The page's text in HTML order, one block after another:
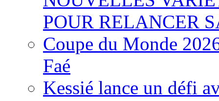
POUR RELANCER
Coupe du Monde
Faé
Kessié lance un défi